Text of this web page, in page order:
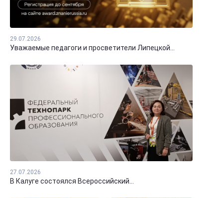
29.07.2026
Уважаемые педагоги и просветители Липецкой...
27.07.2026
В Калуге состоялся Всероссийский...